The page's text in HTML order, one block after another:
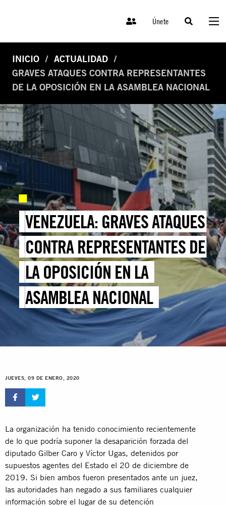
Únete
INICIO
ACTUALIDAD
GRAVES ATAQUES CONTRA REPRESENTANTES
DE LA OPOSICIÓN EN LA ASAMBLEA NACIONAL
VENEZUELA: GRAVES ATAQUES
CONTRA REPRESENTANTES DE
LA OPOSICIÓN EN LA
ASAMBLEA NACIONAL
JUEVES, 09 DE ENERO, 2020
La organización ha tenido conocimiento recientemente
de lo que podría suponer la desaparición forzada del
diputado Gilber Caro y Víctor Ugas, detenidos por
supuestos agentes del Estado el 20 de diciembre de
2019. Si bien ambos fueron presentados ante un juez,
las autoridades han negado a sus familiares cualquier
información sobre el lugar de su detención